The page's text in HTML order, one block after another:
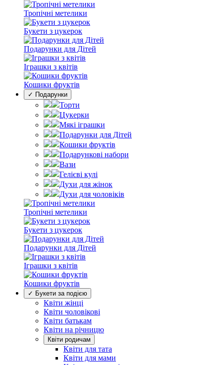
Тропічні метелики
Букети з цукерок
Подарунки для Дітей
Іграшки з квітів
Кошики фруктів
✓ Подарунки
Торти
Цукерки
Мякі іграшки
Подарунки для Дітей
Кошики фруктів
Подарункові набори
Вази
Гелієві кулі
Духи для жінок
Духи для чоловіків
Тропічні метелики
Букети з цукерок
Подарунки для Дітей
Іграшки з квітів
Кошики фруктів
✓ Букети за подією
Квіти жінці
Квіти чоловікові
Квіти батькам
Квіти на річницю
Квіти родичам
Квіти для тата
Квіти для мами